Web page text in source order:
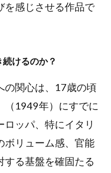
を感じさせる作品で
けるのか？
関心は、17歳の頃
（1949年）にすでに
ロッパ、特にイタリ
ボリューム感、官能
する基盤を確固たる